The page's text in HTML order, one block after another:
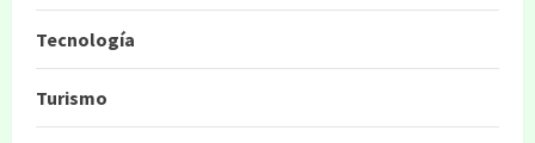
Tecnología
Turismo